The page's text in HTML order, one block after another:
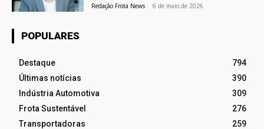
Redação Frota News - 6 de maio de 2026
POPULARES
Destaque
794
Últimas notícias
390
Indústria Automotiva
309
Frota Sustentável
276
Transportadoras
259